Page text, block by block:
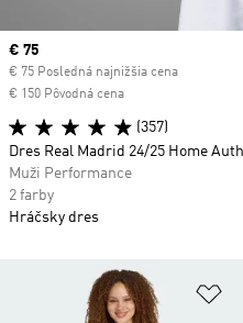
Current price
€ 75
€ 75 Posledná najnižšia cena
€ 150 Pôvodná cena
(357)
Dres Real Madrid 24/25 Home
Muži Performance
2 farby
Hráčsky dres